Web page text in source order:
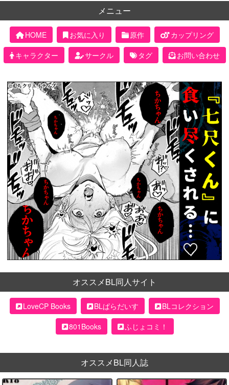
メニュー
HOME お気に入り 原作
カップリング
キャラクター
サークル タグ お問い合わせ
オススメBL同人サイト
LoveCP Books BLぱらだいす
BLコレクション
801Books
ふじょコミ！
オススメBL同人誌